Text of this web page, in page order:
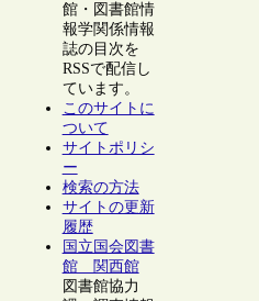
館・図書館情
報学関係情報
誌の目次を
RSSで配信し
ています。
このサイトに
ついて
サイトポリシ
ー
検索の方法
サイトの更新
履歴
国立国会図書
館 関西館
図書館協力